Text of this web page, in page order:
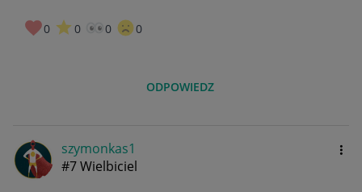
0 0 0 0
ODPOWIEDZ
szymonkas1
#7 Wielbiciel